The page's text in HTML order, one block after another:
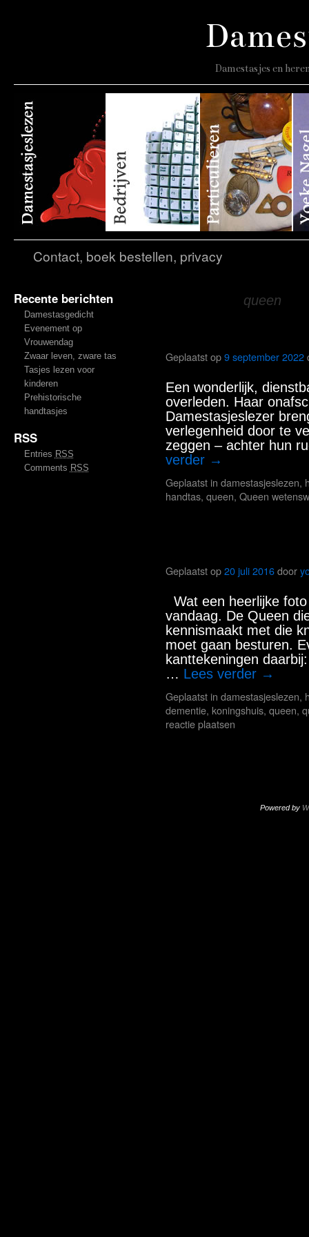
Damestasjes en
Contact, boek bestellen, privacy
Recente berichten
Damestasgedicht
Evenement op
Vrouwendag
Zwaar leven, zware tas
Tasjes lezen voor
kinderen
Prehistorische
handtasjes
RSS
Entries RSS
Comments RSS
queen
Geplaatst op9 september 2022
Een wonderlijk,
overleden. Haar
Damestasjeslezer
verlegenheid door te
zeggen – achter hun
verder →
Geplaatst in damestasjeslezen,
handtas, queen, Queen
Geplaatst op20 juli 2016door
Wat een heerlijke
vandaag. De Queen
kennismaakt met die
moet gaan besturen.
kanttekeningen
… Lees verder →
Geplaatst in damestasjeslezen,
dementie, koningshuis, queen,
reactie plaatsen
Powered by